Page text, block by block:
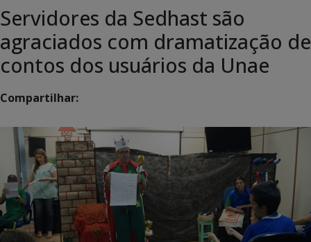
Servidores da Sedhast são
agraciados com dramatização de
contos dos usuários da Unae
Compartilhar: